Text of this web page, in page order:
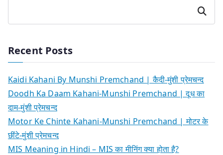
Search
Recent Posts
Kaidi Kahani By Munshi Premchand | कैदी-मुंशी प्रेमचन्द
Doodh Ka Daam Kahani-Munshi Premchand | दूध का
दाम-मुंशी प्रेमचन्द
Motor Ke Chinte Kahani-Munshi Premchand | मोटर के
छींटे-मुंशी प्रेमचन्द
MIS Meaning in Hindi – MIS का मीनिंग क्या होता है?